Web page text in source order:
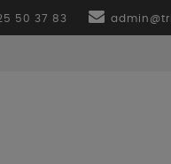
50 37 83